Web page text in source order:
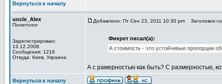
Вернуться к началу
uncle_Alex
Политолог
Зарегистрирован:
13.12.2008
Сообщения: 1216
Откуда: Киев, Украина
Добавлено: Пт Сен 23, 2011 10:30 pm Заголовок
Фикрет писал(а):
А стоимость - это устойчивые пропорции
А с рамерностью как быть? С размерностью,
Вернуться к началу